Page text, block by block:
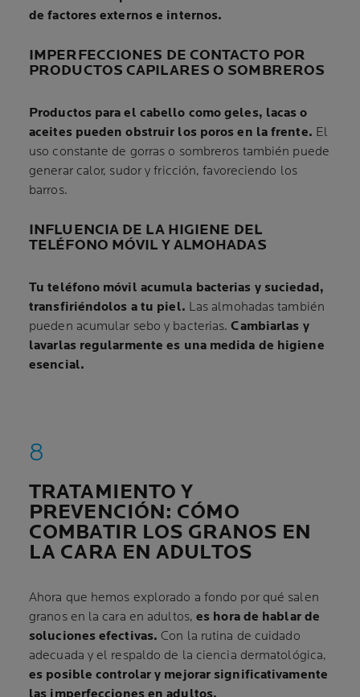
de factores externos e internos.
IMPERFECCIONES DE CONTACTO POR
PRODUCTOS CAPILARES O SOMBREROS
Productos para el cabello como geles, lacas o
aceites pueden obstruir los poros en la frente. El
uso constante de gorras o sombreros también puede
generar calor, sudor y fricción, favoreciendo los
barros.
INFLUENCIA DE LA HIGIENE DEL
TELÉFONO MÓVIL Y ALMOHADAS
Tu teléfono móvil acumula bacterias y suciedad,
transfiriéndolos a tu piel. Las almohadas también
pueden acumular sebo y bacterias.Cambiarlas y
lavarlas regularmente es una medida de higiene
esencial.
TRATAMIENTO Y
PREVENCIÓN: CÓMO
COMBATIR LOS GRANOS EN
LA CARA EN ADULTOS
Ahora que hemos explorado a fondo por qué salen
granos en la cara en adultos,es hora de hablar de
soluciones efectivas. Con la rutina de cuidado
adecuada y el respaldo de la ciencia dermatológica,
es posible controlar y mejorar significativamente